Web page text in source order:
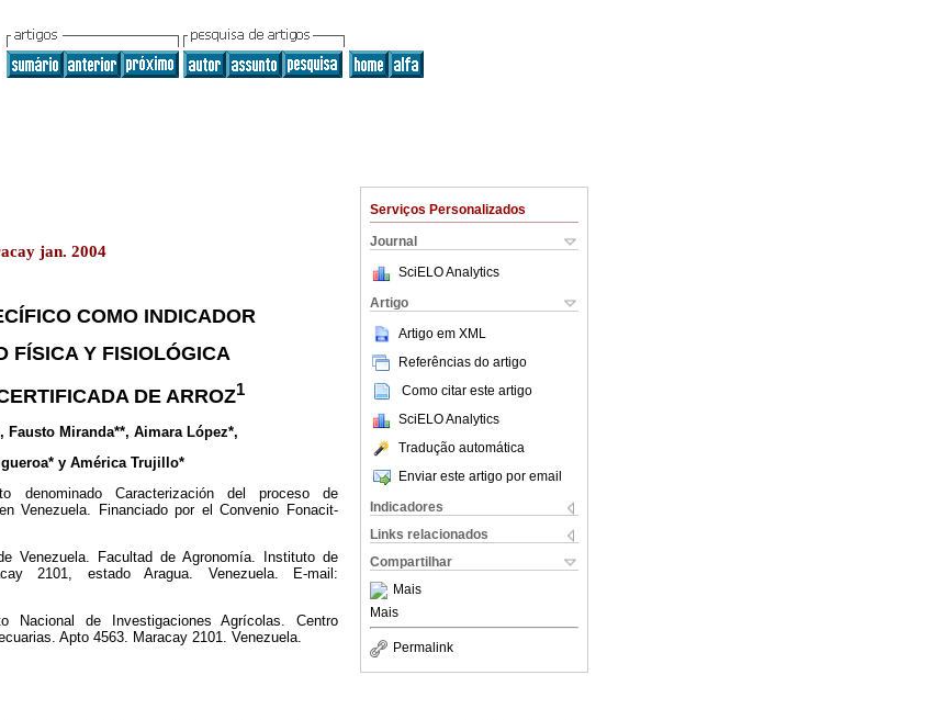
Serviços Personalizados
Journal
SciELO Analytics
Artigo
Artigo em XML
Referências do artigo
Como citar este artigo
SciELO Analytics
Tradução automática
Enviar este artigo por email
Indicadores
Links relacionados
Compartilhar
Mais
Mais
Permalink
jan. 2004
COMO INDICADOR
FÍSICA Y FISIOLÓGICA
DE ARROZ1
Fausto Miranda**, Aimara López*,
y América Trujillo*
denominado Caracterización del proceso de
Venezuela. Financiado por el Convenio Fonacit-
Venezuela. Facultad de Agronomía. Instituto de
2101, estado Aragua. Venezuela. E-mail:
Nacional de Investigaciones Agrícolas. Centro
Apto 4563. Maracay 2101. Venezuela.